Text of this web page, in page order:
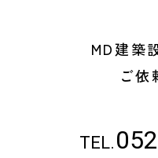
MD建築
ご依
TEL.